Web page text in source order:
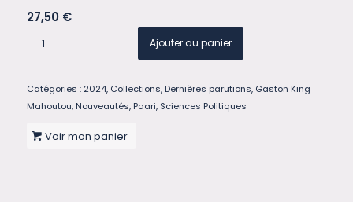
27,50 €
Ajouter au panier
Catégories : 2024, Collections, Dernières parutions, Gaston King
Mahoutou, Nouveautés, Paari, Sciences Politiques
Voir mon panier